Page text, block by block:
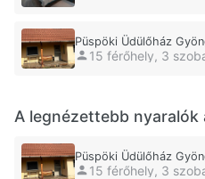
Püspöki Üdülőház
15 férőhely, 3
A legnézettebb
Püspöki Üdülőház
15 férőhely, 3